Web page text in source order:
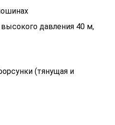
давления 40 м,
(тянущая и